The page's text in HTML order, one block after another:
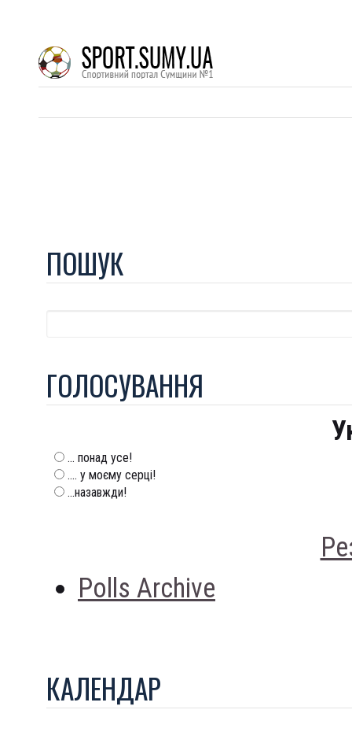
ПОШУК
ГОЛОСУВАННЯ
... понад усе!
.... у моєму серці!
...назавжди!
Polls Archive
КАЛЕНДАР